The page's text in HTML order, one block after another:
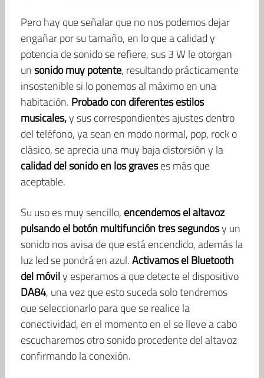
Pero hay que señalar que no nos podemos dejar
engañar por su tamaño, en lo que a calidad y
potencia de sonido se refiere, sus 3 W le otorgan
unsonido muy potente, resultando prácticamente
insostenible si lo ponemos al máximo en una
habitación. Probado con diferentes estilos
musicales,y sus correspondientes ajustes dentro
del teléfono, ya sean en modo normal, pop, rock o
clásico, se aprecia una muy baja distorsión y la
calidad del sonido en los graveses más que
aceptable.
Su uso es muy sencillo, encendemos el altavoz
pulsando el botón multifunción tres segundosy un
sonido nos avisa de que está encendido, además la
luz led se pondrá en azul.Activamos el Bluetooth
del móvily esperamos a que detecte el dispositivo
DA84, una vez que esto suceda solo tendremos
que seleccionarlo para que se realice la
conectividad, en el momento en el se lleve a cabo
escucharemos otro sonido procedente del altavoz
confirmando la conexión.